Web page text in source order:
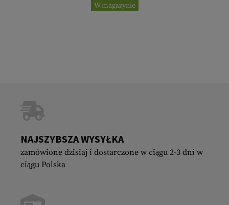
W magazynie
NAJSZYBSZA WYSYŁKA
zamówione dzisiaj i dostarczone w ciągu 2-3 dni w
ciągu Polska